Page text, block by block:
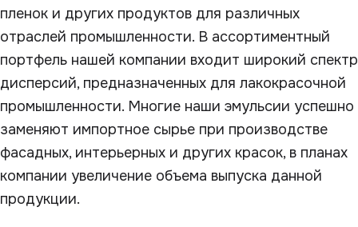
пленок и других продуктов для различных
отраслей промышленности. В ассортиментный
портфель нашей компании входит широкий спектр
дисперсий, предназначенных для лакокрасочной
промышленности. Многие наши эмульсии успешно
заменяют импортное сырье при производстве
фасадных, интерьерных и других красок, в планах
компании увеличение объема выпуска данной
продукции.